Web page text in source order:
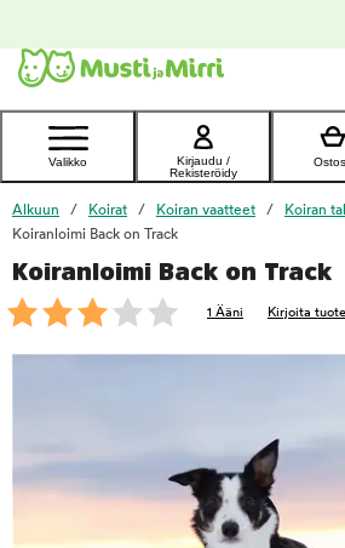
Ota yhteyttä
asiakaspalveluun
Valikko
Kirjaudu /
Rekisteröidy
Alkuun Koirat Koiran vaatteet
Koiran
Koiranloimi Back on Track
Koiranloimi Back on Track
1 Ääni Kirjoita
foo